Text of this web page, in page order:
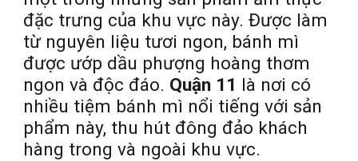
đặc trưng của khu vực này. Được làm
từ nguyên liệu tươi ngon, bánh mì
được ướp dầu phượng hoàng thơm
ngon và độc đáo. Quận 11 là nơi có
nhiều tiệm bánh mì nổi tiếng với sản
phẩm này, thu hút đông đảo khách
hàng trong và ngoài khu vực.